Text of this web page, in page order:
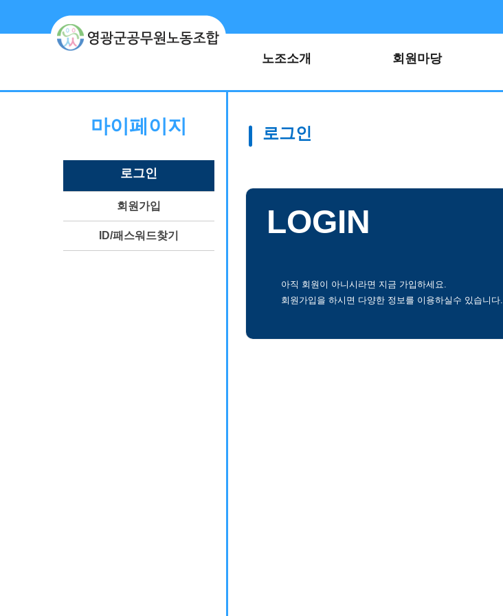
노조소개 회원마당
마이페이지
로그인
회원가입
ID/패스워드 찾기
로그인
LOGIN
아직 회원이 아니시라면 지금 가입하세요.
회원가입을 하시면 다양한 정보를 이용하실수 있습니다.